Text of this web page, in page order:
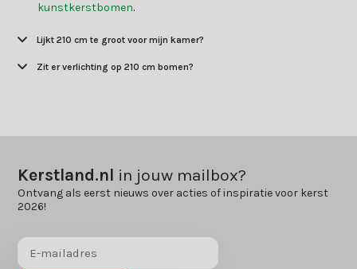
kunstkerstbomen.
Lijkt 210 cm te groot voor mijn kamer?
Zit er verlichting op 210 cm bomen?
Kerstland.nl in jouw mailbox?
Ontvang als eerst nieuws over acties of inspiratie voor kerst
2026!